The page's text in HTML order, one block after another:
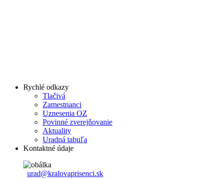
Rychlé odkazy
Tlačivá
Zamestnanci
Uznesenia OZ
Povinné zverejňovanie
Aktuality
Uradná tabuľa
Kontaktné údaje
urad@kralovaprisenci.sk